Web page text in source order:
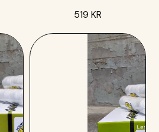
519 KR